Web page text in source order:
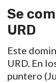
Se
URD
Este
URD. En
puntero